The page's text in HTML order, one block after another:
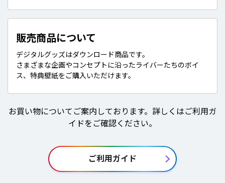
販売商品について
デジタルグッズはダウンロード商品です。
さまざまな企画やコンセプトに沿ったライバーたちのボイ
ス、特典壁紙をご購入いただけます。
お買い物についてご案内しております。詳しくはご利用ガ
イドをご確認ください。
ご利用ガイド